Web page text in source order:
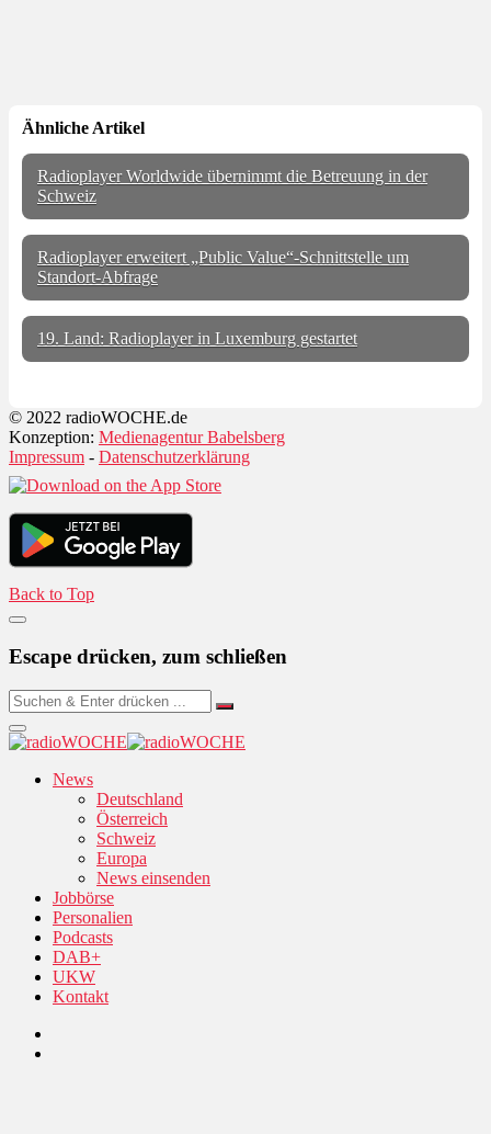
Ähnliche Artikel
Radioplayer Worldwide übernimmt die Betreuung in der
Schweiz
Radioplayer erweitert „Public Value“-Schnittstelle um
Standort-Abfrage
19. Land: Radioplayer in Luxemburg gestartet
© 2022 radioWOCHE.de
Konzeption: Medienagentur Babelsberg
Impressum - Datenschutzerklärung
Back to Top
Escape drücken, zum schließen
News
Deutschland
Österreich
Schweiz
Europa
News einsenden
Jobbörse
Personalien
Podcasts
DAB+
UKW
Kontakt